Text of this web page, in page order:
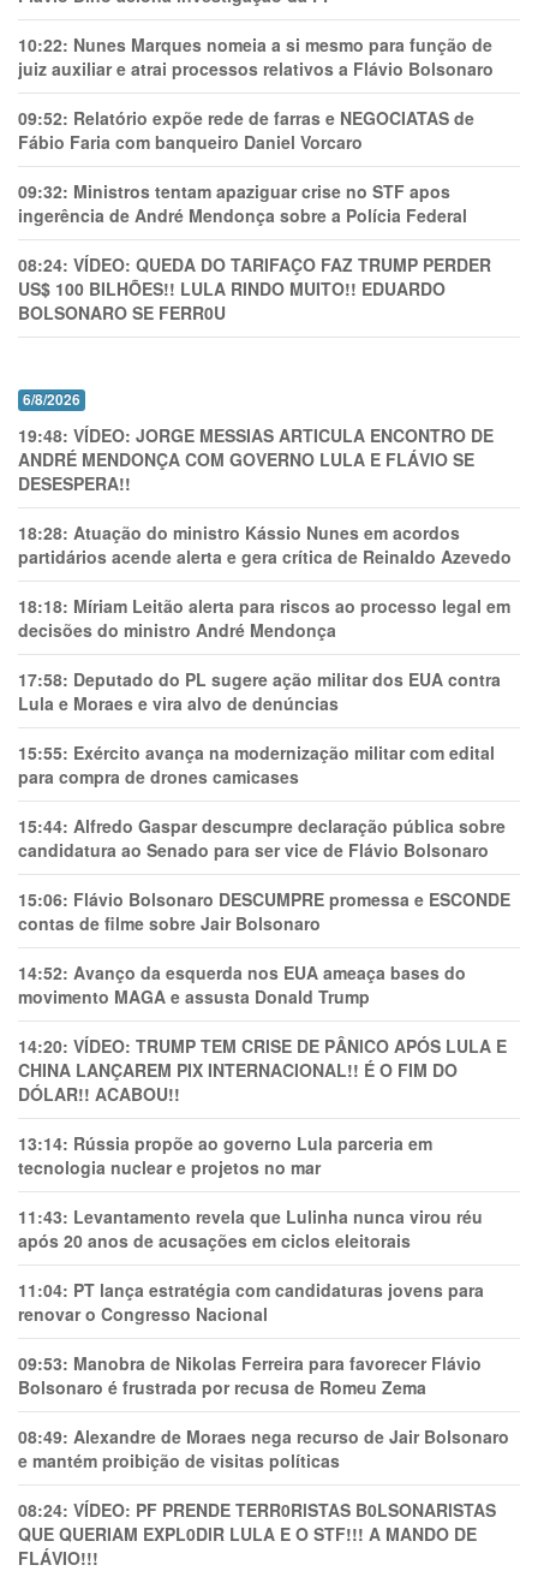
10:22: Nunes Marques nomeia a si mesmo para função de
juiz auxiliar e atrai processos relativos a Flávio Bolsonaro
09:52: Relatório expõe rede de farras e NEGOCIATAS de
Fábio Faria com banqueiro Daniel Vorcaro
09:32: Ministros tentam apaziguar crise no STF apos
ingerência de André Mendonça sobre a Polícia Federal
08:24: VÍDEO: QUEDA DO TARIFAÇO FAZ TRUMP PERDER
US$ 100 BILHÕES!! LULA RINDO MUITO!! EDUARDO
BOLSONARO SE FERR0U
6/8/2026
19:48: VÍDEO: JORGE MESSIAS ARTICULA ENCONTRO DE
ANDRÉ MENDONÇA COM GOVERNO LULA E FLÁVIO SE
DESESPERA!!
18:28: Atuação do ministro Kássio Nunes em acordos
partidários acende alerta e gera crítica de Reinaldo Azevedo
18:18: Míriam Leitão alerta para riscos ao processo legal em
decisões do ministro André Mendonça
17:58: Deputado do PL sugere ação militar dos EUA contra
Lula e Moraes e vira alvo de denúncias
15:55: Exército avança na modernização militar com edital
para compra de drones camicases
15:44: Alfredo Gaspar descumpre declaração pública sobre
candidatura ao Senado para ser vice de Flávio Bolsonaro
15:06: Flávio Bolsonaro DESCUMPRE promessa e ESCONDE
contas de filme sobre Jair Bolsonaro
14:52: Avanço da esquerda nos EUA ameaça bases do
movimento MAGA e assusta Donald Trump
14:20: VÍDEO: TRUMP TEM CRlSE DE PÂNlCO APÓS LULA E
CHINA LANÇAREM PIX INTERNACIONAL!! É O FIM DO
DÓLAR!! ACABOU!!
13:14: Rússia propõe ao governo Lula parceria em
tecnologia nuclear e projetos no mar
11:43: Levantamento revela que Lulinha nunca virou réu
após 20 anos de acusações em ciclos eleitorais
11:04: PT lança estratégia com candidaturas jovens para
renovar o Congresso Nacional
09:53: Manobra de Nikolas Ferreira para favorecer Flávio
Bolsonaro é frustrada por recusa de Romeu Zema
08:49: Alexandre de Moraes nega recurso de Jair Bolsonaro
e mantém proibição de visitas políticas
08:24: VÍDEO: PF PRENDE TERR0RlSTAS B0LSONARlSTAS
QUE QUERIAM EXPL0DlR LULA E O STF!!! A MANDO DE
FLÁVIO!!!